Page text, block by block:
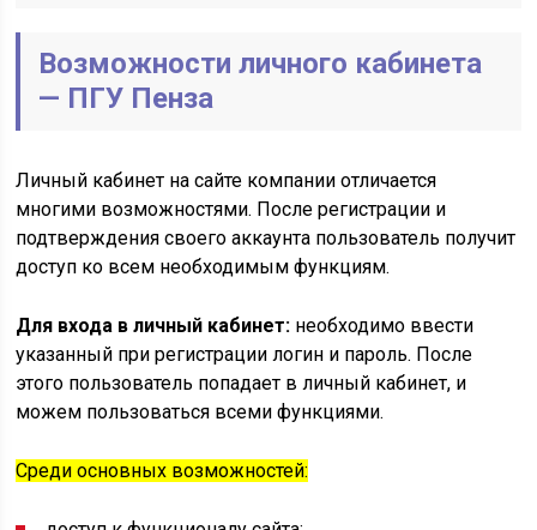
Возможности личного кабинета
— ПГУ Пенза
Личный кабинет на сайте компании отличается
многими возможностями. После регистрации и
подтверждения своего аккаунта пользователь получит
доступ ко всем необходимым функциям.
Для входа в личный кабинет: необходимо ввести
указанный при регистрации логин и пароль. После
этого пользователь попадает в личный кабинет, и
можем пользоваться всеми функциями.
Среди основных возможностей: